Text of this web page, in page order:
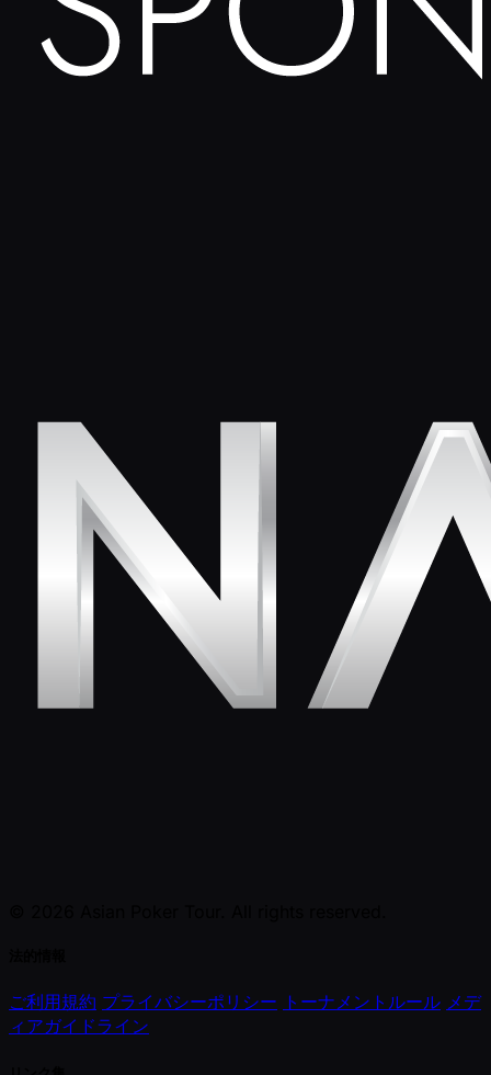
ご利用規約 プライバシーポリシー トーナメントルール メデ
ィアガイドライン